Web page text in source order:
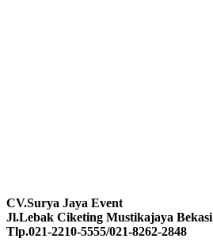
CV.Surya Jaya Event
Jl.Lebak Ciketing Mustikajaya Bekasi
Tlp.021-2210-5555/021-8262-2848